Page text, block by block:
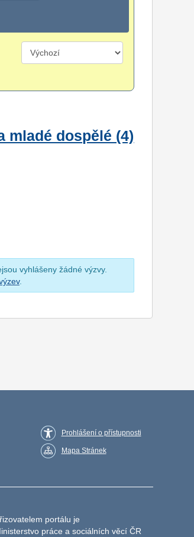
mladé dospělé (4)
vyhlášeny žádné výzvy.
.
Prohlášení o přístupnosti
Mapa Stránek
portálu je
práce a sociálních věcí ČR